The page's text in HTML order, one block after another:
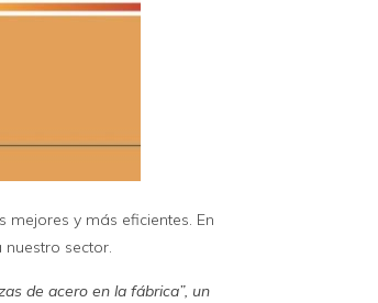
y más eficientes. En
sector.
de acero en la fábrica”, un